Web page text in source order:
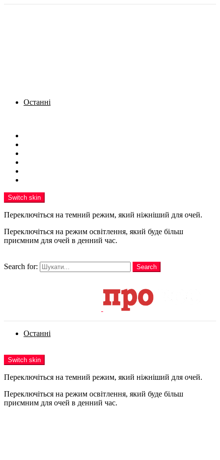
Останні
Switch skin
Переключіться на темний режим, який ніжніший для очей.
Переключіться на режим освітлення, який буде більш
приємним для очей в денний час.
Search for:
Search
Останні
Switch skin
Переключіться на темний режим, який ніжніший для очей.
Переключіться на режим освітлення, який буде більш
приємним для очей в денний час.